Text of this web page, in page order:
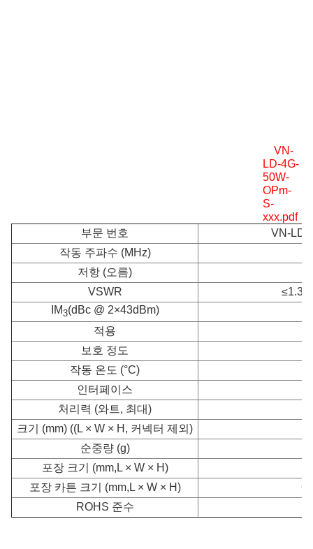
VN-
LD-4G-
50W-
OPm-
S-
xxx.pdf
부문 번호
VN-LD-
작동 주파수 (MHz)
저항 (오름)
VSWR
≤1.30
IM3(dBc @ 2×43dBm)
적용
보호 정도
작동 온도 (°C)
인터페이스
처리력 (와트, 최대)
크기 (mm) ((L × W × H, 커넥터 제외)
순중량 (g)
포장 크기 (mm,L × W × H)
포장 카튼 크기 (mm,L × W × H)
ROHS 준수